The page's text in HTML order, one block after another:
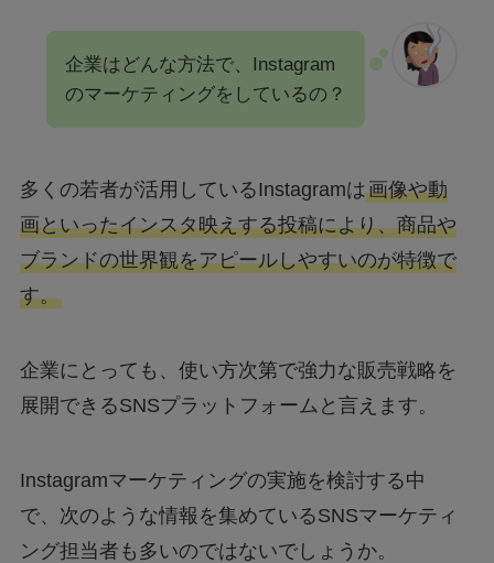
企業はどんな方法で、Instagram
のマーケティングをしているの？
多くの若者が活用しているInstagramは画像や動
画といったインスタ映えする投稿により、商品や
ブランドの世界観をアピールしやすいのが特徴で
す。
企業にとっても、使い方次第で強力な販売戦略を
展開できるSNSプラットフォームと言えます。
Instagramマーケティングの実施を検討する中
で、次のような情報を集めているSNSマーケティ
ング担当者も多いのではないでしょうか。